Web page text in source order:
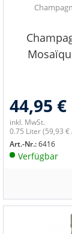
44,95 €
inkl. MwSt.
0.75 Liter(59,93 €
Art.-Nr.:6416
Verfügbar